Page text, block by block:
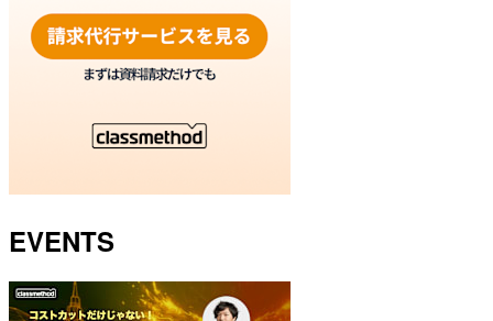
EVENTS